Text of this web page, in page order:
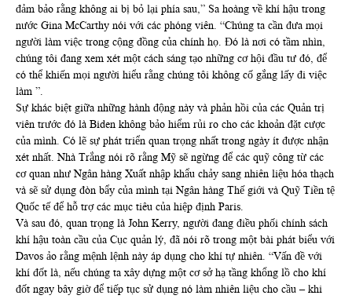
đảm bảo rằng không ai bị bỏ lại phía sau,” Sa hoàng về khí hậu trong
nước Gina McCarthy nói với các phóng viên. “Chúng ta cần đưa mọi
người làm việc trong cộng đồng của chính họ. Đó là nơi có tầm nhìn,
chúng tôi đang xem xét một cách sáng tạo những cơ hội đầu tư đó, để
có thể khiến mọi người hiểu rằng chúng tôi không cố gắng lấy đi việc
làm ”.
Sự khác biệt giữa những hành động này và phản hồi của các Quản trị
viên trước đó là Biden không bảo hiểm rủi ro cho các khoản đặt cược
của mình. Có lẽ sự phát triển quan trọng nhất trong ngày ít được nhận
xét nhất. Nhà Trắng nói rõ rằng Mỹ sẽ ngừng để các quỹ công từ các
cơ quan như Ngân hàng Xuất nhập khẩu chảy sang nhiên liệu hóa thạch
và sẽ sử dụng đòn bẩy của mình tại Ngân hàng Thế giới và Quỹ Tiền tệ
Quốc tế để hỗ trợ các mục tiêu của hiệp định Paris.
Và sau đó, quan trọng là John Kerry, người đang điều phối chính sách
khí hậu toàn cầu của Cục quản lý, đã nói rõ trong một bài phát biểu với
Davos ảo rằng mệnh lệnh này áp dụng cho khí tự nhiên. “Vấn đề với
khí đốt là, nếu chúng ta xây dựng một cơ sở hạ tầng khổng lồ cho khí
đốt ngay bây giờ để tiếp tục sử dụng nó làm nhiên liệu cho cầu – khi